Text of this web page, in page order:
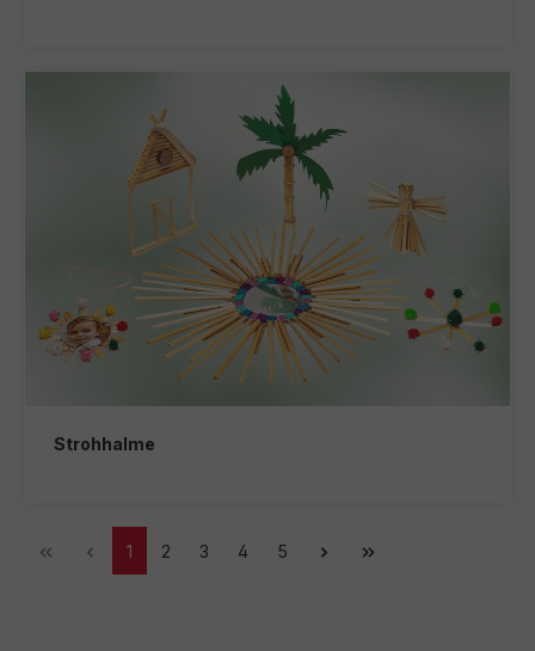
Strohhalme
1 2 3 4 5